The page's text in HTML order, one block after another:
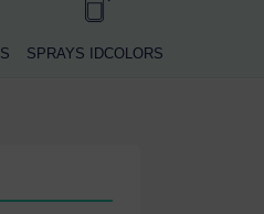
SPRAYS IDCOLORS